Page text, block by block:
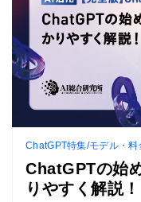
ChatGPT特集/モデル・料
ChatGPTの始
りやすく解説！